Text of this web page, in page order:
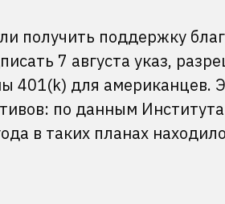
получить поддержку
7 августа указ,
401(k) для американцев.
по данным
в таких планах